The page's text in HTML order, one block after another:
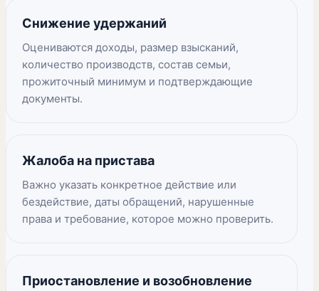
Снижение удержаний
Оцениваются доходы, размер взысканий,
количество производств, состав семьи,
прожиточный минимум и подтверждающие
документы.
Жалоба на пристава
Важно указать конкретное действие или
бездействие, даты обращений, нарушенные
права и требование, которое можно проверить.
Приостановление и возобновление